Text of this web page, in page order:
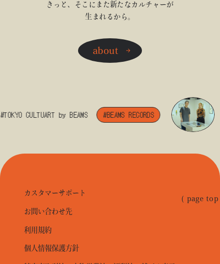
きっと、そこにまた新たなカルチャーが
生まれるから。
about
CULTUART by BEAMS #BEAMS RECORDS
( page
カスタマーサポート
お問い合わせ先
利用規約
個人情報保護方針